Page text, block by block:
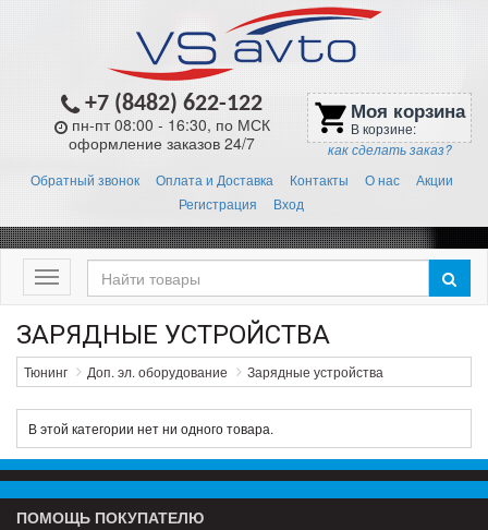
+7 (8482) 622-122
пн-пт 08:00 - 16:30, по МСК
оформление заказов 24/7
shopping_cart Моя корзина
В корзине:
как сделать заказ?
Обратный звонок Оплата и Доставка Контакты О нас
Акции
Регистрация
Вход
Меню
ЗАРЯДНЫЕ УСТРОЙСТВА
Тюнинг Доп. эл. оборудование Зарядные устройства
В этой категории нет ни одного товара.
ПОМОЩЬ ПОКУПАТЕЛЮ